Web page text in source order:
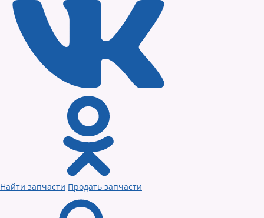
Найти запчасти Продать запчасти